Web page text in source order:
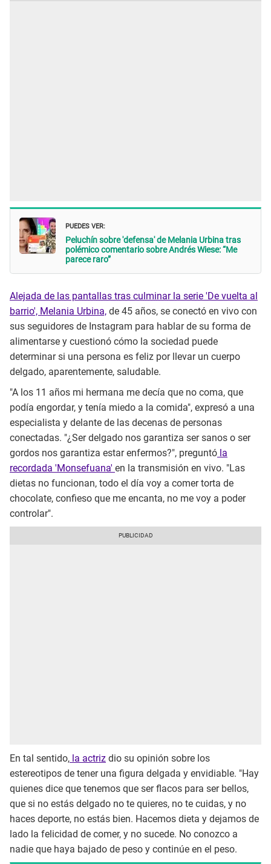
PUEDES VER:
Peluchín sobre 'defensa' de Melania Urbina tras
polémico comentario sobre Andrés Wiese: “Me
parece raro”
Alejada de las pantallas tras culminar la serie 'De vuelta al
barrio', Melania Urbina, de 45 años, se conectó en vivo con
sus seguidores de Instagram para hablar de su forma de
alimentarse y cuestionó cómo la sociedad puede
determinar si una persona es feliz por llevar un cuerpo
delgado, aparentemente, saludable.
"A los 11 años mi hermana me decía que no coma, que
podía engordar, y tenía miedo a la comida", expresó a una
especialista y delante de las decenas de personas
conectadas. "¿Ser delgado nos garantiza ser sanos o ser
gordos nos garantiza estar enfermos?", preguntó la
recordada 'Monsefuana' en la transmisión en vivo. "Las
dietas no funcionan, todo el día voy a comer torta de
chocolate, confieso que me encanta, no me voy a poder
controlar".
En tal sentido, la actriz dio su opinión sobre los
estereotipos de tener una figura delgada y envidiable. "Hay
quienes dice que tenemos que ser flacos para ser bellos,
que si no estás delgado no te quieres, no te cuidas, y no
haces deporte, no estás bien. Hacemos dieta y dejamos de
lado la felicidad de comer, y no sucede. No conozco a
nadie que haya bajado de peso y continúe en el peso.